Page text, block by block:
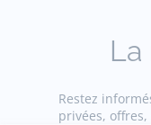
Restez
privées,